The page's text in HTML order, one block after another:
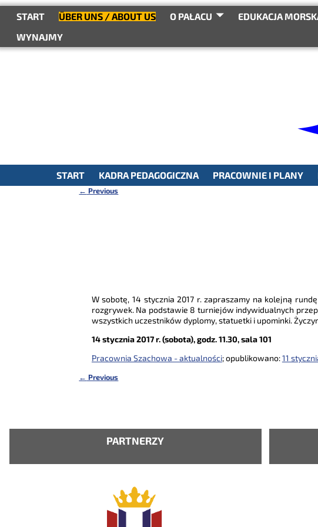
treściSTART ÜBER UNS / ABOUT US O PAŁACU EDUKACJA
WYNAJMY
START
KADRA PEDAGOGICZNA PRACOWNIE I PLANY
← Previous
W sobotę, 14 stycznia 2017 r. zapraszamy na kolejną
rozgrywek. Na podstawie 8 turniejów indywidualnych
wszystkich uczestników dyplomy, statuetki i upominki.
14 stycznia 2017 r. (sobota), godz. 11.30, sala 101
Pracownia Szachowa - aktualności; opublikowano:11
← Previous
PARTNERZY